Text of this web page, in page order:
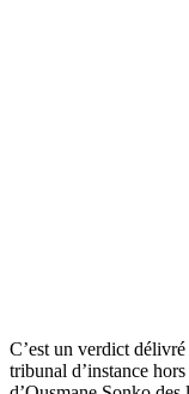
C’est un verdict
tribunal d’instance